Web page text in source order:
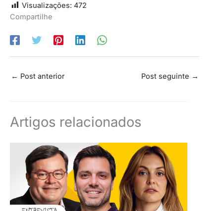
Visualizações: 472
Compartilhe
← Post anterior Post seguinte →
Artigos relacionados